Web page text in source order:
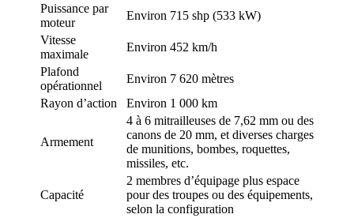
Puissance par
moteur
Environ 715 shp (533 kW)
Vitesse
maximale
Environ 452 km/h
Plafond
opérationnel
Environ 7 620 mètres
Rayon d’action
Environ 1 000 km
Armement
4 à 6 mitrailleuses de 7,62 mm ou des
canons de 20 mm, et diverses charges
de munitions, bombes, roquettes,
missiles, etc.
Capacité
2 membres d’équipage plus espace
pour des troupes ou des équipements,
selon la configuration